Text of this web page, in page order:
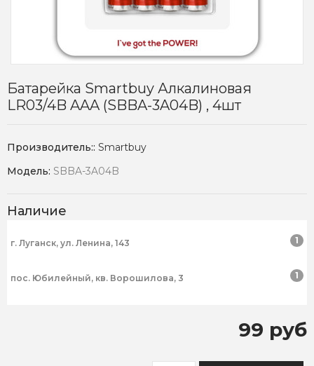
Батарейка Smartbuy Алкалиновая
LR03/4B AAA (SBBA-3A04B) , 4шт
Производитель:: Smartbuy
Модель: SBBA-3A04B
Наличие
г. Луганск, ул. Ленина, 143 1
пос. Юбилейный, кв. Ворошилова, 3 1
99 руб